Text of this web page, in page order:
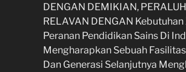
DENGAN DEMIKIAN,
RELAVAN DENGAN
Peranan Pendidikan Sains Di
Mengharapkan Sebuah
Dan Generasi Selanjutnya